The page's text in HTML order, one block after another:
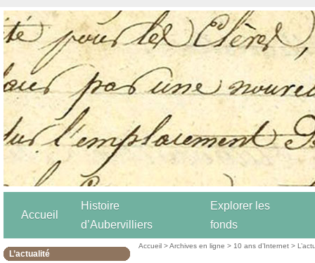
Accueil
Histoire
d’Aubervilliers
Explorer les
fonds
L’actualité
Accueil >Archives en ligne > 10 ans d’Internet >